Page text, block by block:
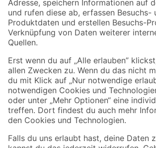
Zahlungsarten Versandarten
Sicher einkaufen
Jetzt die toom-App herunterladen